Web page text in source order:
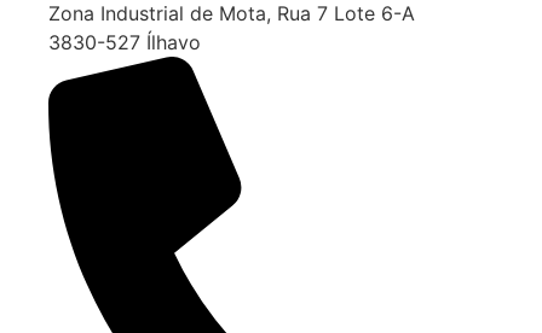
Zona Industrial de Mota, Rua 7 Lote 6-A
3830-527 Ílhavo